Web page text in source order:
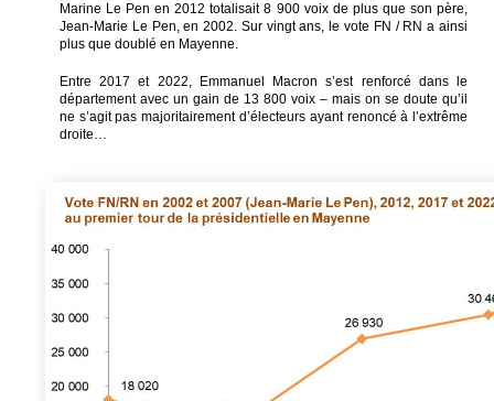
Marine Le Pen en 2012 totalisait 8 900 voix de plus que son père,
Jean-Marie Le Pen, en 2002. Sur vingt ans, le vote FN / RN a ainsi
plus que doublé en Mayenne.
Entre 2017 et 2022, Emmanuel Macron s’est renforcé dans le
département avec un gain de 13 800 voix – mais on se doute qu’il
ne s’agit pas majoritairement d’électeurs ayant renoncé à l’extrême
droite…